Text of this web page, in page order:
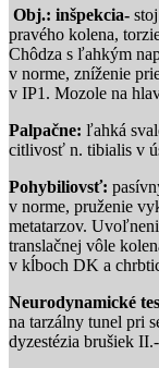
Obj.: inšpekcia-
pravého kolena,
Chôdza s ľahkým
v norme, zníženie
v IP1. Mozole na
Palpačne: ľahká
citlivosť n. tibialis v
Pohybiliovsť:
v norme, pruženie
metatarzov.
translačnej vôle
v kĺboch DK a
Neurodynamické
na tarzálny tunel pri
dyzestézia brušiek